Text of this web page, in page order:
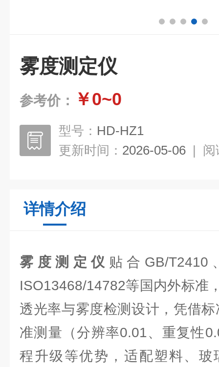
雾度测定仪
参考价： ￥0~0
型号： HD-HZ1
更新时间： 2026-05-06 | 阅
详情介绍
雾度测定仪 贴合GB/T2410
ISO13468/14782等国内外标准
透光率与雾度检测设计，凭借
准测量（分辨率0.01、重复性
程升级等优势，适配塑料、玻